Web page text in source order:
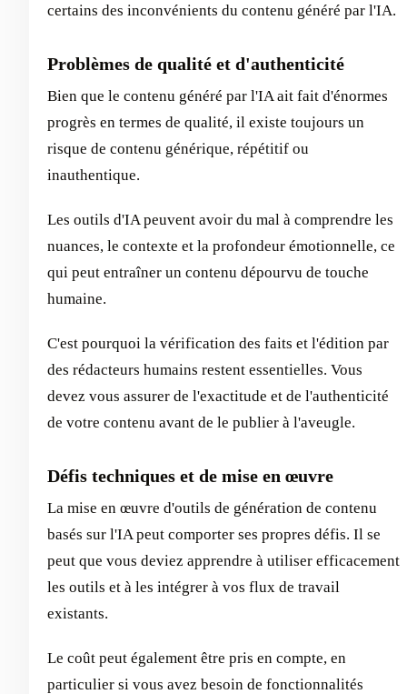
certains des inconvénients du contenu généré par l'IA.
Problèmes de qualité et d'authenticité
Bien que le contenu généré par l'IA ait fait d'énormes
progrès en termes de qualité, il existe toujours un
risque de contenu générique, répétitif ou
inauthentique.
Les outils d'IA peuvent avoir du mal à comprendre les
nuances, le contexte et la profondeur émotionnelle, ce
qui peut entraîner un contenu dépourvu de touche
humaine.
C'est pourquoi la vérification des faits et l'édition par
des rédacteurs humains restent essentielles. Vous
devez vous assurer de l'exactitude et de l'authenticité
de votre contenu avant de le publier à l'aveugle.
Défis techniques et de mise en œuvre
La mise en œuvre d'outils de génération de contenu
basés sur l'IA peut comporter ses propres défis. Il se
peut que vous deviez apprendre à utiliser efficacement
les outils et à les intégrer à vos flux de travail
existants.
Le coût peut également être pris en compte, en
particulier si vous avez besoin de fonctionnalités